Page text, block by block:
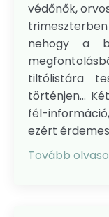
védőnők,
nehogy a
tiltólistára
történjen...
fél-
ezért
Tovább